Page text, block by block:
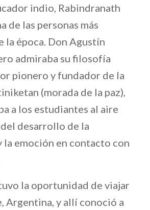
indio, Rabindranath
de las personas más
la época. Don Agustín
admiraba su filosofía
pionero y fundador de la
(morada de la paz),
a los estudiantes al aire
desarrollo de la
la emoción en contacto con
la oportunidad de viajar
Argentina, y allí conoció a